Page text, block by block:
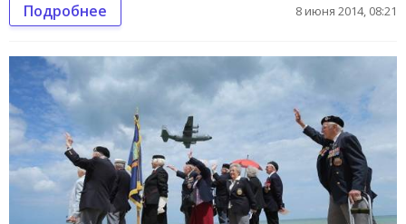
Подробнее 8 июня 2014, 08:21